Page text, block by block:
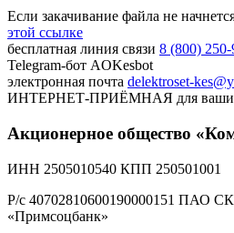
Если закачивание файла не
этой ссылке
бесплатная линия связи 8 (800)
Telegram-бот AOKesbot
электронная почта delektroset-
ИНТЕРНЕТ-ПРИЁМНАЯ для
Акционерное общество
ИНН 2505010540 КПП 250501001
Р/с 40702810600190000151 ПАО
«Примсоцбанк»